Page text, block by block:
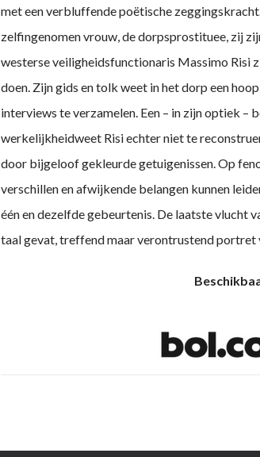
met een verbluffende poëtische
zelfingenomen vrouw, de dorpsprostituee, zij
westerse veiligheidsfunctionaris Massimo Risi
doen. Zijn gids en tolk weet in het dorp een
interviews te verzamelen. Een – in zijn optiek –
werkelijkheidweet Risi echter niet te
door bijgeloof gekleurde getuigenissen. Op
verschillen en afwijkende belangen kunnen
één en dezelfde gebeurtenis. De laatste vlucht
taal gevat, treffend maar verontrustend